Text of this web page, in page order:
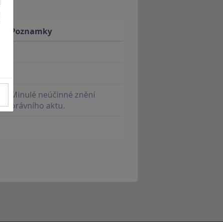
Poznamky
Minulé neúčinné znění
právního aktu.